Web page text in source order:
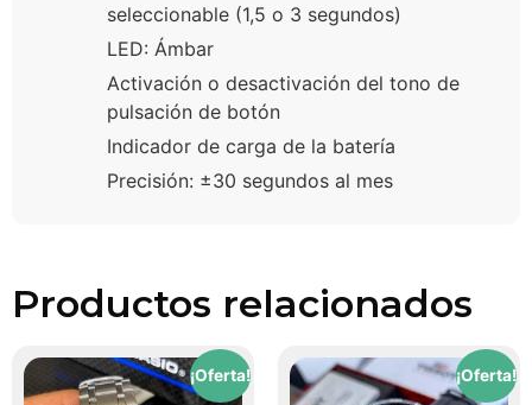
seleccionable (1,5 o 3 segundos)
LED: Ámbar
Activación o desactivación del tono de
pulsación de botón
Indicador de carga de la batería
Precisión: ±30 segundos al mes
Productos relacionados
¡Oferta! ¡Oferta!